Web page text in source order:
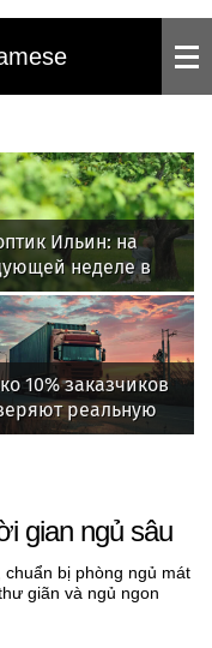
Ильин: на
неделе в
до 16
10% заказчиков
реальную
gian ngủ sâu
bị phòng ngủ mát
giãn và ngủ ngon